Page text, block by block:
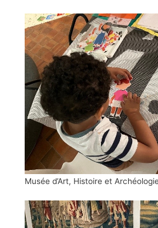
Musée d’Art, Histoire et